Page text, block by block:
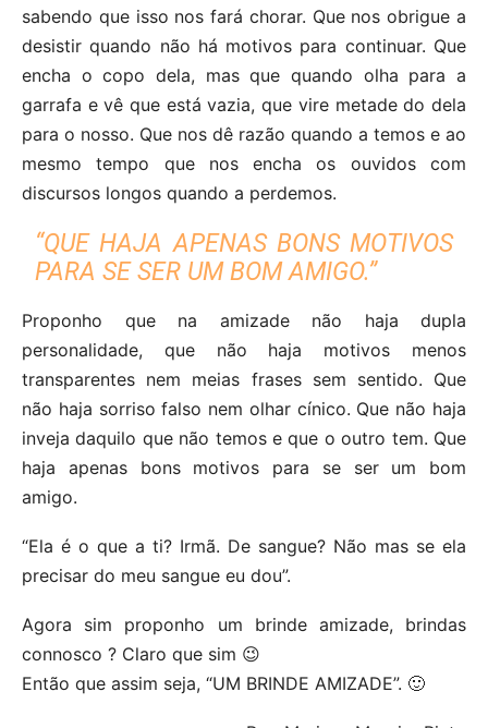
sabendo que isso nos fará chorar. Que nos obrigue a
desistir quando não há motivos para continuar. Que
encha o copo dela, mas que quando olha para a
garrafa e vê que está vazia, que vire metade do dela
para o nosso. Que nos dê razão quando a temos e ao
mesmo tempo que nos encha os ouvidos com
discursos longos quando a perdemos.
“QUE HAJA APENAS BONS MOTIVOS
PARA SE SER UM BOM AMIGO.”
Proponho que na amizade não haja dupla
personalidade, que não haja motivos menos
transparentes nem meias frases sem sentido. Que
não haja sorriso falso nem olhar cínico. Que não haja
inveja daquilo que não temos e que o outro tem. Que
haja apenas bons motivos para se ser um bom
amigo.
“Ela é o que a ti? Irmã. De sangue? Não mas se ela
precisar do meu sangue eu dou”.
Agora sim proponho um brinde amizade, brindas
connosco ? Claro que sim 😉
Então que assim seja, “UM BRINDE AMIZADE”. 🙂